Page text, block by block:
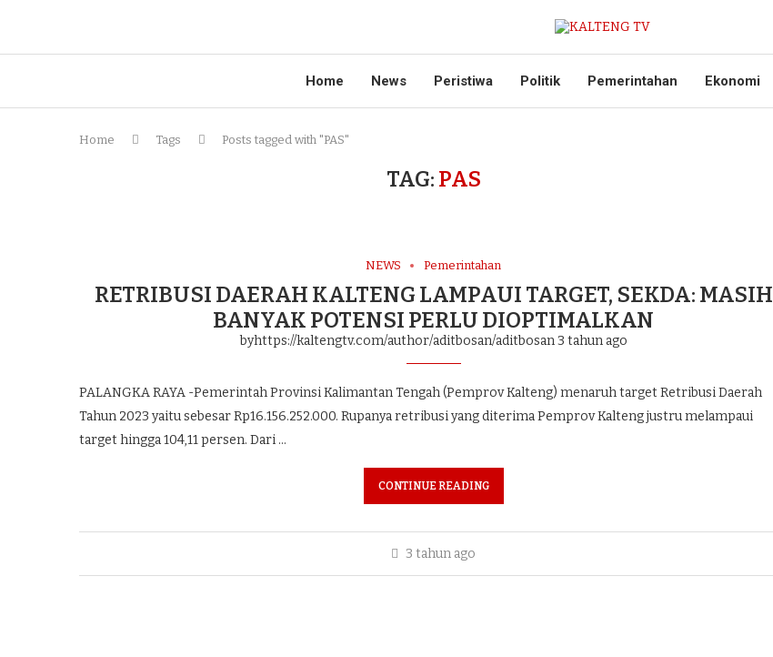
Home News Peristiwa Politik Pemerintahan Ekonomi
Home Tags Posts tagged with "PAS"
TAG: PAS
NEWS Pemerintahan
RETRIBUSI DAERAH KALTENG LAMPAUI TARGET, SEKDA: MASIH
BANYAK POTENSI PERLU DIOPTIMALKAN
byhttps://kaltengtv.com/author/aditbosan/aditbosan3 tahun ago
PALANGKA RAYA -Pemerintah Provinsi Kalimantan Tengah (Pemprov Kalteng) menaruh target Retribusi Daerah
Tahun 2023 yaitu sebesar Rp16.156.252.000. Rupanya retribusi yang diterima Pemprov Kalteng justru melampaui
target hingga 104,11 persen. Dari …
CONTINUE READING
3 tahun ago